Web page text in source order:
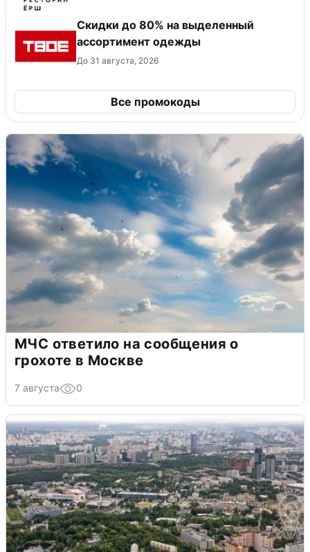
Скидки до 80% на выделенный
ассортимент одежды
До 31 августа, 2026
Все промокоды
МЧС ответило на сообщения о
грохоте в Москве
7 августа 0